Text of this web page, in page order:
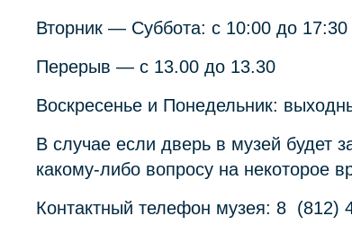
Вторник — Суббота: с 10:00 до 17:30
Перерыв — с 13.00 до 13.30
Воскресенье и Понедельник:
В случае если дверь в музей будет
какому-либо вопросу на некоторое
Контактный телефон музея: 8 (812)